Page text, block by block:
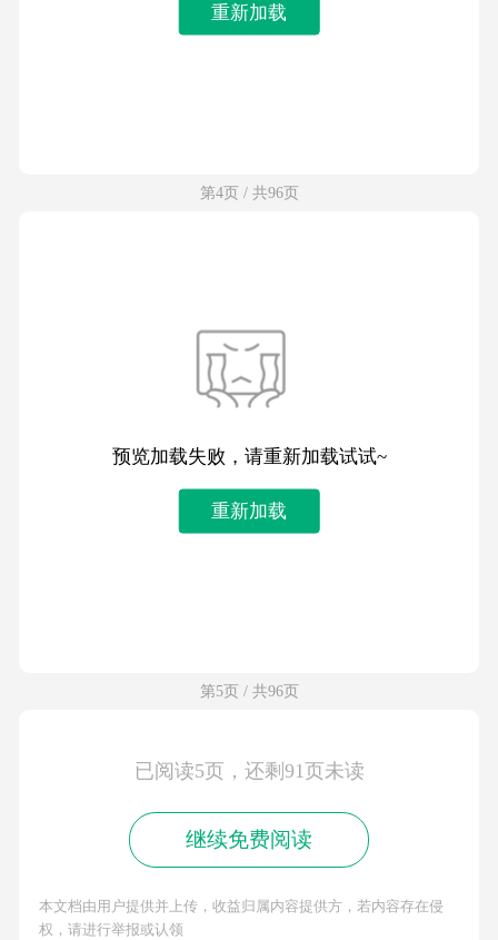
重新加载
第4页 / 共96页
预览加载失败，请重新加载试试~
重新加载
第5页 / 共96页
已阅读5页，还剩91页未读
继续免费阅读
本文档由用户提供并上传，收益归属内容提供方，若内容存在侵
权，请进行举报或认领